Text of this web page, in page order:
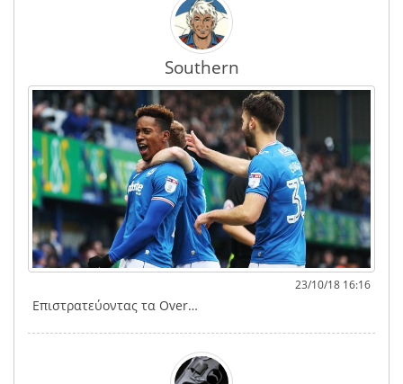
Southern
23/10/18 16:16
Επιστρατεύοντας τα Over…